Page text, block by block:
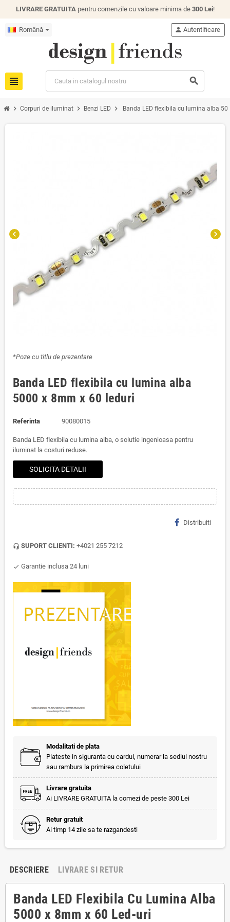
LIVRARE GRATUITApentru comenzile cu valoare minima de 300 Lei!
Română
view_headline search
person Autentificare
chevron_right Corpuri de iluminat chevron_right Benzi LED chevron_right Banda LED flexibila cu lumina alba
chevron_left chevron_right
*Poze cu titlu de prezentare
Banda LED flexibila cu lumina alba
5000 x 8mm x 60 leduri
Referinta 90080015
Banda LED flexibila cu lumina alba, o solutie ingenioasa pentru
iluminat la costuri reduse.
SOLICITA DETALII
Distribuiti
headset_mic SUPORT CLIENTI: +4021 255 7212
check Garantie inclusa 24 luni
Modalitati de plata
Plateste in siguranta cu cardul, numerar la sediul nostru
sau ramburs la primirea coletului
Livrare gratuita
Ai LIVRARE GRATUITA la comezi de peste 300 Lei
Retur gratuit
Ai timp 14 zile sa te razgandesti
DESCRIERE LIVRARE SI RETUR
Banda LED Flexibila Cu Lumina Alba
5000 x 8mm x 60 Led-uri